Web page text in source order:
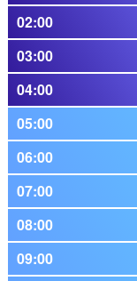
02:00
03:00
04:00
05:00
06:00
07:00
08:00
09:00